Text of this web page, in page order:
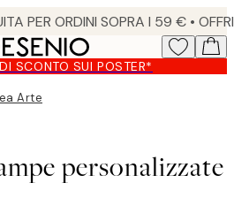
SCONTO SUI POSTER*
Arte
personalizzate